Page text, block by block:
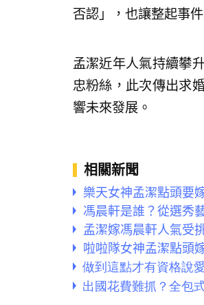
否認」，也讓整起事
孟潔近年人氣持續攀
忠粉絲，此次傳出求
響未來發展。
相關新聞
樂天女神孟潔點頭要
馮晨軒是誰？從選秀
孟潔嫁馮晨軒人氣受
啦啦隊女神孟潔點頭